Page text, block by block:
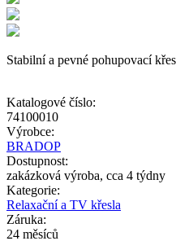
Stabilní a pevné pohupovací
Katalogové číslo:
74100010
Výrobce:
BRADOP
Dostupnost:
zakázková výroba, cca 4 týdny
Kategorie:
Relaxační a TV křesla
Záruka:
24 měsíců